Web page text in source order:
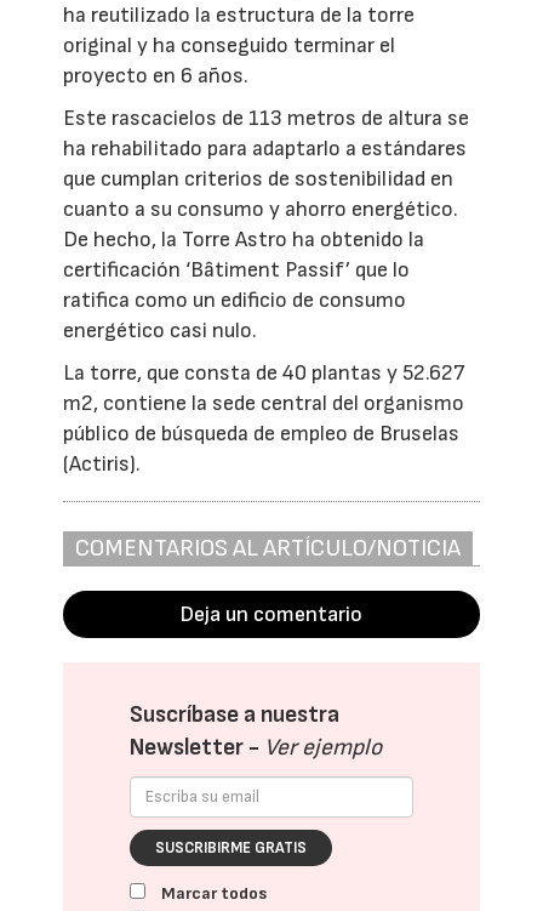
ha reutilizado la estructura de la torre
original y ha conseguido terminar el
proyecto en 6 años.
Este rascacielos de 113 metros de altura se
ha rehabilitado para adaptarlo a estándares
que cumplan criterios de sostenibilidad en
cuanto a su consumo y ahorro energético.
De hecho, la Torre Astro ha obtenido la
certificación ‘Bâtiment Passif’ que lo
ratifica como un edificio de consumo
energético casi nulo.
La torre, que consta de 40 plantas y 52.627
m2, contiene la sede central del organismo
público de búsqueda de empleo de Bruselas
(Actiris).
COMENTARIOS AL ARTÍCULO/NOTICIA
Deja un comentario
Suscríbase a nuestra
Newsletter - Ver ejemplo
SUSCRIBIRME GRATIS
Marcar todos